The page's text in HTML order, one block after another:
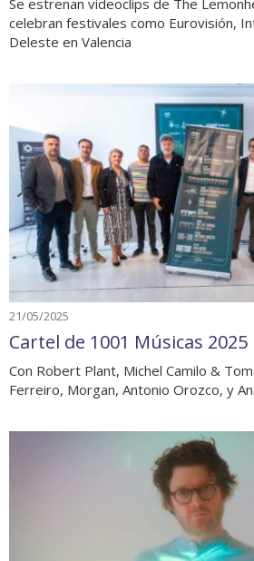
Se estrenan videoclips de The
celebran festivales como Eurovisión,
Deleste en Valencia
21/05/2025
Cartel de 1001 Músicas 2025
Con Robert Plant, Michel Camilo &
Ferreiro, Morgan, Antonio Orozco, y